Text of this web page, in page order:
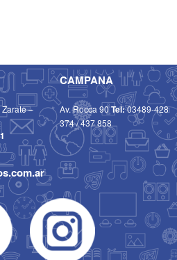
–
CAMPANA
Av. Rocca 90Tel:03489-428
374/437 858